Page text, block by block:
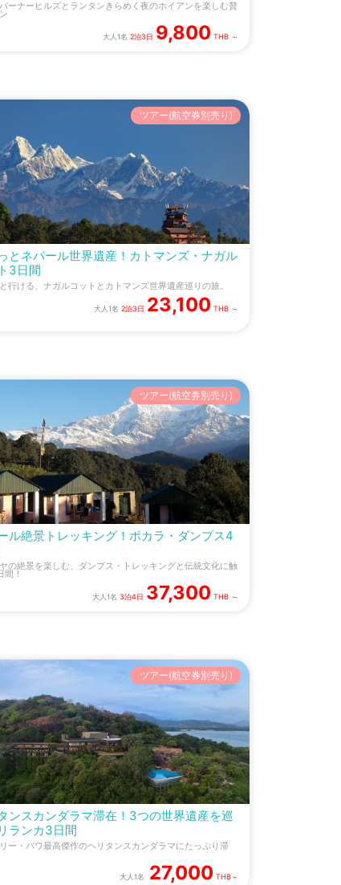
ーナーヒルズとランタンきらめく夜のホイアンを楽しむ贅
大人1名 2泊3日 9,800 THB ～
とネパール世界遺産！カトマンズ・ナガル
3日間
行ける、ナガルコットとカトマンズ世界遺産巡りの旅。
ツアー(航空券別売り)
大人1名 2泊3日 23,100 THB ～
ル絶景トレッキング！ポカラ・ダンプス4
の絶景を楽しむ、ダンプス・トレッキングと伝統文化に触
間！
ツアー(航空券別売り)
大人1名 3泊4日 37,300 THB ～
ンスカンダラマ滞在！3つの世界遺産を巡
ランカ3日間
ー・バワ最高傑作のヘリタンスカンダラマにたっぷり滞
ツアー(航空券別売り)
大人1名 27,000 THB～